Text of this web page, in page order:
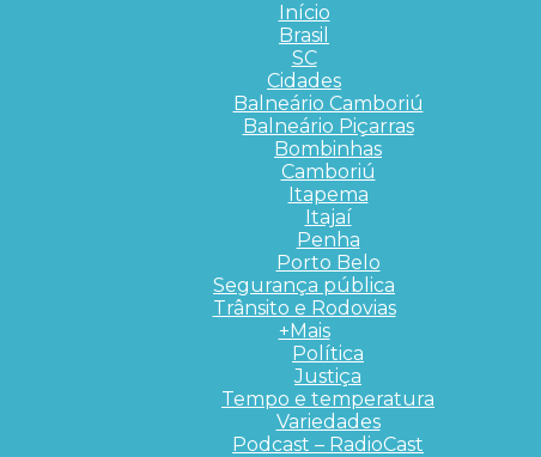
Início
Brasil
SC
Cidades
Balneário Camboriú
Balneário Piçarras
Bombinhas
Camboriú
Itapema
Itajaí
Penha
Porto Belo
Segurança pública
Trânsito e Rodovias
+Mais
Política
Justiça
Tempo e temperatura
Variedades
Podcast – RadioCast